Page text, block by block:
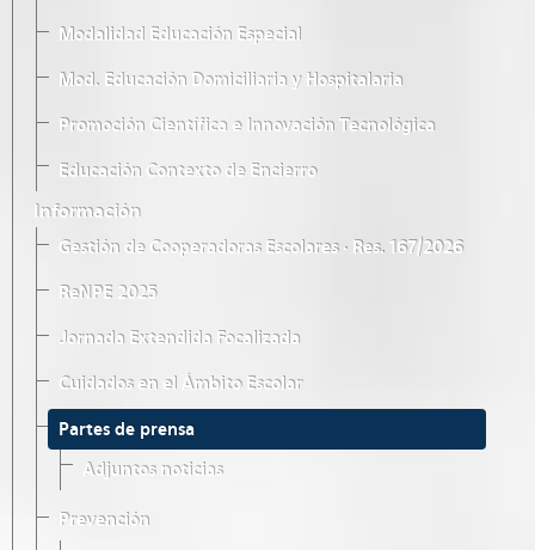
Modalidad Educación Especial
Mod. Educación Domiciliaria y Hospitalaria
Promoción Científica e Innovación Tecnológica
Educación Contexto de Encierro
Información
Gestión de Cooperadoras Escolares · Res. 167/2026
ReNPE 2025
Jornada Extendida Focalizada
Cuidados en el Ámbito Escolar
Partes de prensa
Adjuntos noticias
Prevención